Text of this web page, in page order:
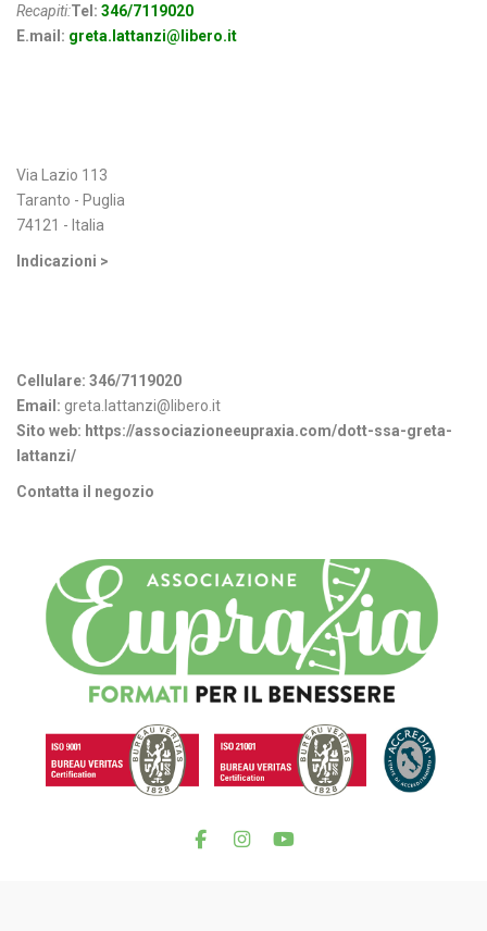
Recapiti:Tel: 346/7119020
E.mail: greta.lattanzi@libero.it
Via Lazio 113
Taranto - Puglia
74121 - Italia
Indicazioni >
Cellulare: 346/7119020
Email: greta.lattanzi@libero.it
Sito web: https://associazioneeupraxia.com/dott-ssa-greta-
lattanzi/
Contatta il negozio